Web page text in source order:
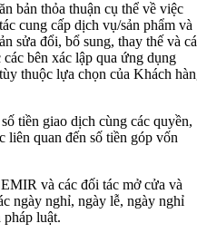
bản thỏa thuận cụ thể về việc
cung cấp dịch vụ/sản phẩm và
sửa đổi, bổ sung, thay thế và
bên xác lập qua ứng dụng
thuộc lựa chọn của Khách
tiền giao dịch cùng các quyền,
liên quan đến số tiền góp vốn
và các đối tác mở cửa và
ngày nghỉ, ngày lễ, ngày nghỉ
luật.